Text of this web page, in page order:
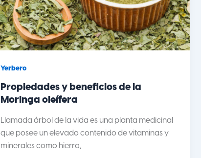
Yerbero
Propiedades y beneficios de la
Moringa oleífera
Llamada árbol de la vida es una planta medicinal
que posee un elevado contenido de vitaminas y
minerales como hierro,